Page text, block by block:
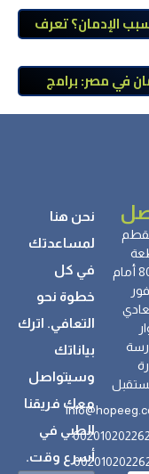
الإدمان؟ تعرف
في مصر: برامج
آمن تحت إشراف
8091 أمام
نحن هنا
لمساعدتك
في كل
خطوة نحو
التعافي. اترك
بياناتك
وسيتواصل
معك فريقنا
الطبي في
أسرع وقت.